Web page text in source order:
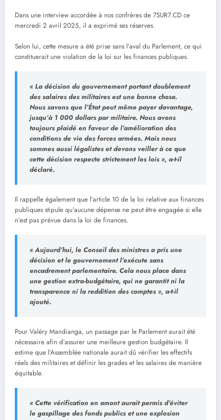
Dans une interview accordée à nos confrères de 7SUR7.CD ce
mercredi 2 avril 2025, il a exprimé ses réserves.
Selon lui, cette mesure a été prise sans l’aval du Parlement, ce qui
constituerait une violation de la loi sur les finances publiques.
« La décision du gouvernement portant doublement
des salaires des militaires est une bonne chose.
Nous savons que l’État peut même payer davantage,
jusqu’à 1 000 dollars par militaire. Nous avons
toujours plaidé en faveur de l’amélioration des
conditions de vie des forces armées. Mais nous
sommes aussi légalistes et devons veiller à ce que
cette décision respecte strictement les lois », a-t-il
déclaré.
Il rappelle également que l’article 10 de la loi relative aux finances
publiques stipule qu’aucune dépense ne peut être engagée si elle
n’est pas prévue dans la loi de finances.
« Aujourd’hui, le Conseil des ministres a pris une
décision et le gouvernement l’exécute sans
encadrement parlementaire. Cela nous place dans
une gestion extra-budgétaire, qui ne garantit ni la
transparence ni la reddition des comptes », a-t-il
ajouté.
Pour Valéry Mandianga, un passage par le Parlement aurait été
nécessaire afin d’assurer une meilleure gestion budgétaire. Il
estime que l’Assemblée nationale aurait dû vérifier les effectifs
réels des militaires et définir les grades et les salaires de manière
équitable.
« Cette vérification en amont aurait permis d’éviter
le gaspillage des fonds publics et une explosion